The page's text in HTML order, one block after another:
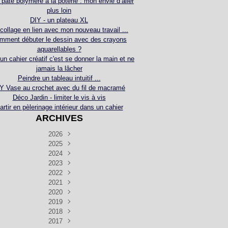
plus loin
DIY - un plateau XL
en lien avec mon nouveau travail ...
débuter le dessin avec des crayons
aquarellables ?
cahier créatif c'est se donner la main et ne
jamais la lâcher
Peindre un tableau intuitif ...
Vase au crochet avec du fil de macramé
Déco Jardin - limiter le vis à vis
en pèlerinage intérieur dans un cahier
ARCHIVES
2026
Juillet(5)
Juin
(4)
Mai
(3)
Avril
(3)
Mars
(3)
Janvier(1)
2025
Décembre
Novembre
Octobre
Septembre
Août
(1)
Juillet(2)
Juin
(1)
Mai
(1)
2024
Décembre
Novembre
Octobre
Septembre
Août
(2)
Juillet(4)
Juin
(4)
2023
Décembre
Novembre
Octobre
Septembre
Août
(2)
Juillet(1)
2022
Décembre
Novembre
Octobre
Septembre
Août
(4)
2021
Décembre
Novembre
Septembre
Août
(2)
2020
Décembre
Novembre
Octobre
2019
Décembre
Novembre
2018
Décembre
2017